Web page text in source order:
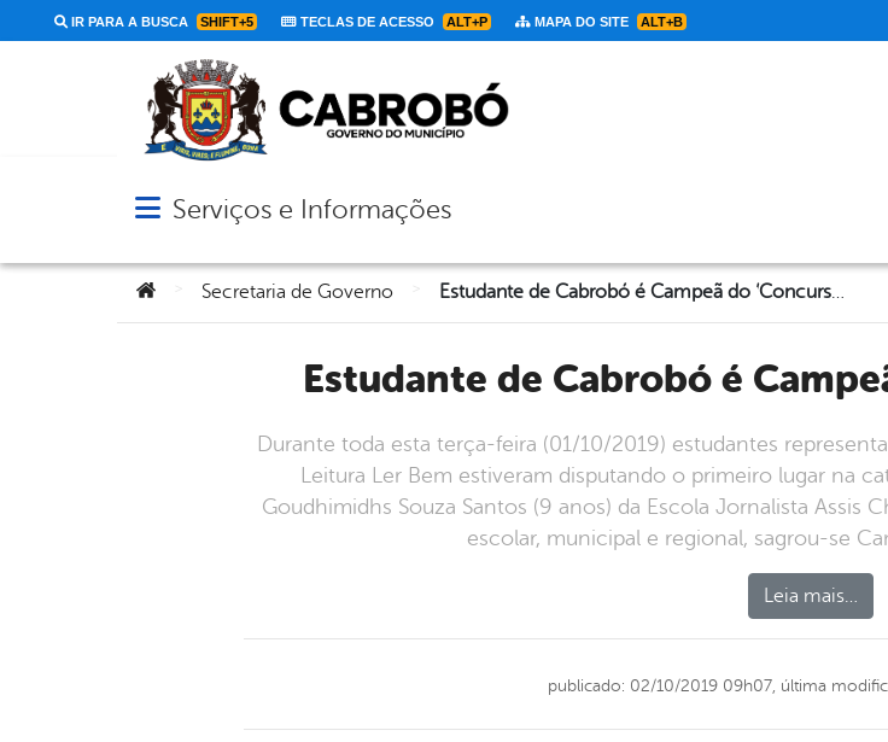
IR PARA A BUSCA SHIFT+5 TECLAS DE ACESSO ALT+P MAPA DO SITE ALT+B
Abrir menu principal de navegação
Serviços e Informações
Você está aqui:Secretaria de Governo Estudante de Cabrobó é Campeã do ‘Concurso Ler Bem’
Estudante de Cabrobó é
Durante toda esta terça-feira (01/10/2019) estudantes
Leitura Ler Bem estiveram disputando o primeiro lugar na
Goudhimidhs Souza Santos (9 anos) da Escola Jornalista Assis
escolar, municipal e regional, sagrou-se
Leia mais…
publicado: 02/10/2019 09h07, última